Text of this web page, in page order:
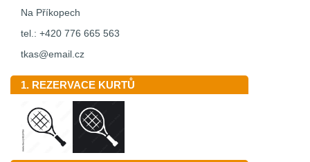
Na Příkopech
tel.: +420 776 665 563
tkas@email.cz
1. REZERVACE KURTŮ